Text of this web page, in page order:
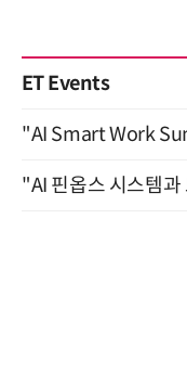
ET Events
"AI Smart Work